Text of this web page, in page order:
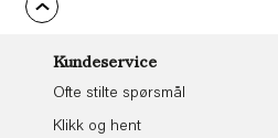
Kundeservice
Ofte stilte spørsmål
Klikk og hent